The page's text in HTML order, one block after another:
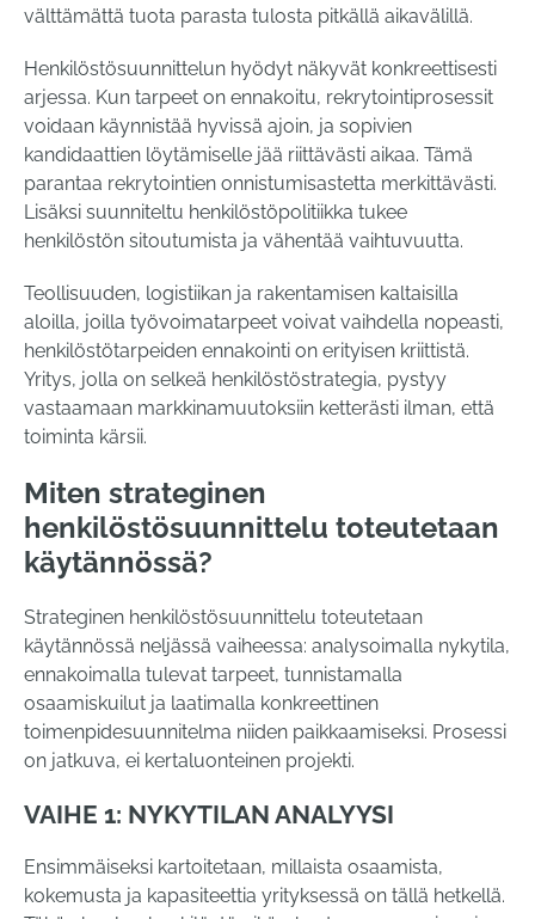
välttämättä tuota parasta tulosta pitkällä aikavälillä.
Henkilöstösuunnittelun hyödyt näkyvät konkreettisesti
arjessa. Kun tarpeet on ennakoitu, rekrytointiprosessit
voidaan käynnistää hyvissä ajoin, ja sopivien
kandidaattien löytämiselle jää riittävästi aikaa. Tämä
parantaa rekrytointien onnistumisastetta merkittävästi.
Lisäksi suunniteltu henkilöstöpolitiikka tukee
henkilöstön sitoutumista ja vähentää vaihtuvuutta.
Teollisuuden, logistiikan ja rakentamisen kaltaisilla
aloilla, joilla työvoimatarpeet voivat vaihdella nopeasti,
henkilöstötarpeiden ennakointi on erityisen kriittistä.
Yritys, jolla on selkeä henkilöstöstrategia, pystyy
vastaamaan markkinamuutoksiin ketterästi ilman, että
toiminta kärsii.
Miten strateginen
henkilöstösuunnittelu toteutetaan
käytännössä?
Strateginen henkilöstösuunnittelu toteutetaan
käytännössä neljässä vaiheessa: analysoimalla nykytila,
ennakoimalla tulevat tarpeet, tunnistamalla
osaamiskuilut ja laatimalla konkreettinen
toimenpidesuunnitelma niiden paikkaamiseksi. Prosessi
on jatkuva, ei kertaluonteinen projekti.
VAIHE 1: NYKYTILAN ANALYYSI
Ensimmäiseksi kartoitetaan, millaista osaamista,
kokemusta ja kapasiteettia yrityksessä on tällä hetkellä.